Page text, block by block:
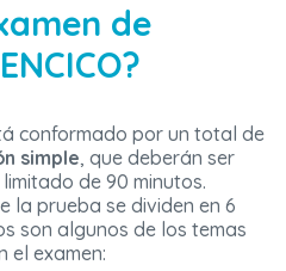
de
conformado por un total de
simple, que deberán ser
de 90 minutos.
la prueba se dividen en 6
son algunos de los temas
el examen: